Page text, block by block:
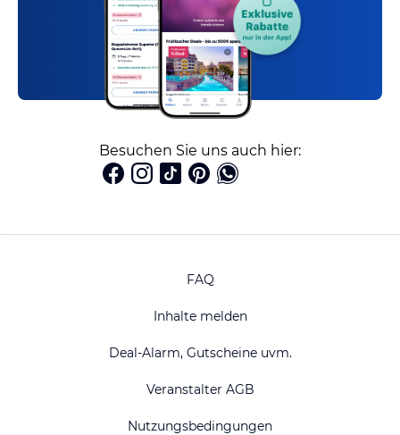
Besuchen Sie uns auch hier:
FAQ
Inhalte melden
Deal-Alarm, Gutscheine uvm.
Veranstalter AGB
Nutzungsbedingungen